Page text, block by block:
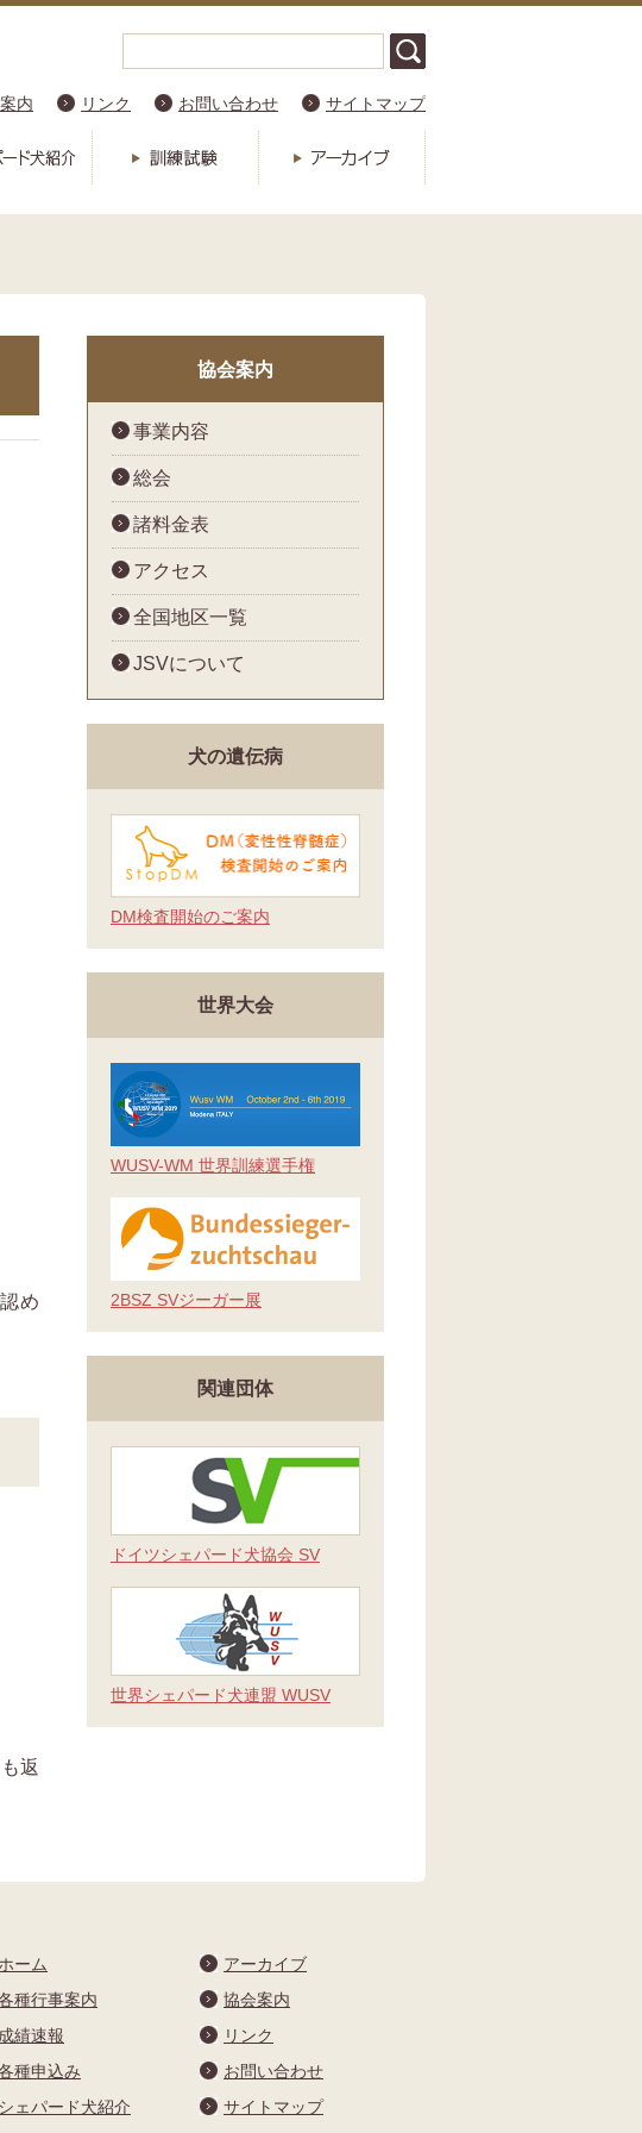
内 リンク お問い合わせ サイトマップ
め
返
協会案内
事業内容
総会
諸料金表
アクセス
全国地区一覧
JSVについて
犬の遺伝病
DM検査開始のご案内
世界大会
WUSV-WM 世界訓練選手権
2BSZ SVジーガー展
関連団体
ドイツシェパード犬協会 SV
世界シェパード犬連盟 WUSV
アーカイブ
協会案内
リンク
お問い合わせ
サイトマップ
ホーム
種行事案内
成績速報
種申込み
シェパード犬紹介